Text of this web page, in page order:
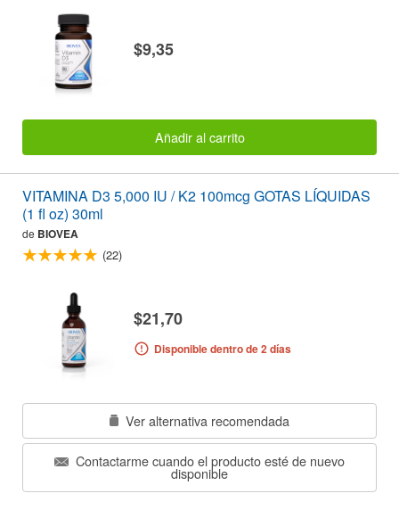
$9,35
Añadir al carrito
VITAMINA D3 5,000 IU / K2 100mcg GOTAS LÍQUIDAS
(1 fl oz) 30ml
de BIOVEA
(22)
$21,70
Disponible dentro de 2 días
Ver alternativa recomendada
Contactarme cuando el producto esté de nuevo
disponible